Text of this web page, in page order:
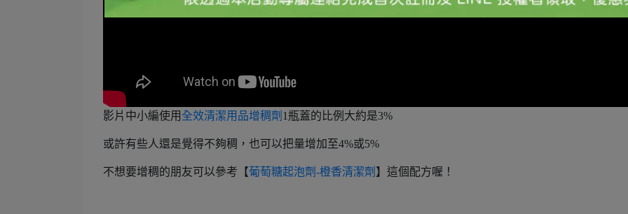
影片中小編使用 全效清潔用品增稠劑 1瓶蓋的比例大約是3%
或許有些人還是覺得不夠稠，也可以把量增加至4%或5%
不想要增稠的朋友可以參考【葡萄糖起泡劑-橙香清潔劑 】這個配方喔！